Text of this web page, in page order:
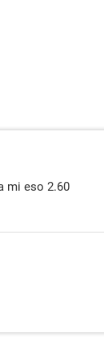
mi eso 2.60